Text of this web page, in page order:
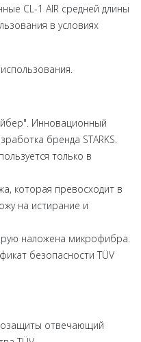
CL-1 AIR средней длины
в условиях
Инновационный
бренда STARKS.
только в
которая превосходит в
на истирание и
наложена микрофибра.
безопасности TÜV
отвечающий